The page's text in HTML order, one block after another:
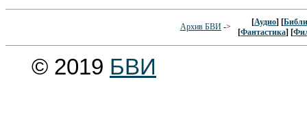
Архив БВИ -> [Аудио] [
[Фантастика] [
© 2019 БВИ